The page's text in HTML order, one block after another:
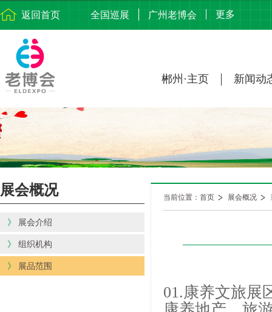
返回首页 全国巡展 广州老博会 更多
郴州·主页 新闻动
展会概况
》 展会介绍
》 组织机构
》 展品范围
当前位置：首页 展会概况
01.康养文旅展